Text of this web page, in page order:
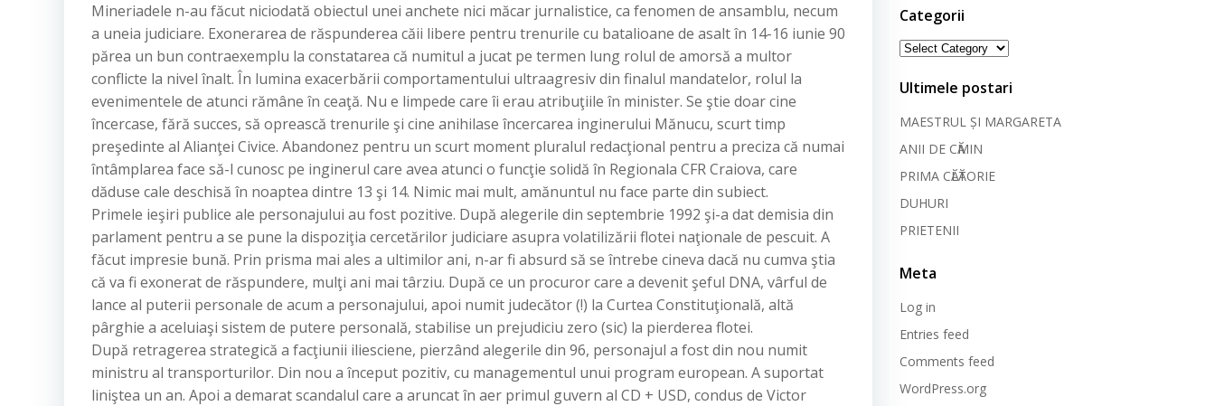
Mineriadele n-au făcut niciodată obiectul unei anchete nici măcar jurnalistice, ca fenomen de ansamblu, necum
a uneia judiciare. Exonerarea de răspunderea căii libere pentru trenurile cu batalioane de asalt în 14-16 iunie 90
părea un bun contraexemplu la constatarea că numitul a jucat pe termen lung rolul de amorsă a multor
conflicte la nivel înalt. În lumina exacerbării comportamentului ultraagresiv din finalul mandatelor, rolul la
evenimentele de atunci rămâne în ceaţă. Nu e limpede care îi erau atribuţiile în minister. Se ştie doar cine
încercase, fără succes, să oprească trenurile şi cine anihilase încercarea inginerului Mănucu, scurt timp
preşedinte al Alianţei Civice. Abandonez pentru un scurt moment pluralul redacţional pentru a preciza că numai
întâmplarea face să-l cunosc pe inginerul care avea atunci o funcţie solidă în Regionala CFR Craiova, care
dăduse cale deschisă în noaptea dintre 13 şi 14. Nimic mai mult, amănuntul nu face parte din subiect.
Primele ieşiri publice ale personajului au fost pozitive. După alegerile din septembrie 1992 şi-a dat demisia din
parlament pentru a se pune la dispoziţia cercetărilor judiciare asupra volatilizării flotei naţionale de pescuit. A
făcut impresie bună. Prin prisma mai ales a ultimilor ani, n-ar fi absurd să se întrebe cineva dacă nu cumva ştia
că va fi exonerat de răspundere, mulţi ani mai târziu. După ce un procuror care a devenit şeful DNA, vârful de
lance al puterii personale de acum a personajului, apoi numit judecător (!) la Curtea Constituţională, altă
pârghie a aceluiaşi sistem de putere personală, stabilise un prejudiciu zero (sic) la pierderea flotei.
După retragerea strategică a facţiunii iliesciene, pierzând alegerile din 96, personajul a fost din nou numit
ministru al transporturilor. Din nou a început pozitiv, cu managementul unui program european. A suportat
liniştea un an. Apoi a demarat scandalul care a aruncat în aer primul guvern al CD + USD, condus de Victor
Categorii
Categorii
Ultimele postari
MAESTRUL ȘI MARGARETA
ANII DE CӐMIN
PRIMA CӐLӐTORIE
DUHURI
PRIETENII
Meta
Log in
Entries feed
Comments feed
WordPress.org